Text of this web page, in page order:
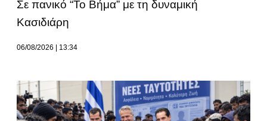
Σε πανικό “Το Βήμα” με τη δυναμική
Κασιδιάρη
06/08/2026 13:34